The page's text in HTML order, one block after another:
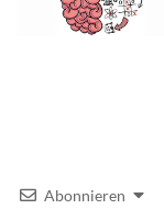
Abonnieren